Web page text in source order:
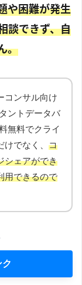
や困難が発生
談できず、自
。
コンサル向け
ントデータバ
無料でクライ
でなく、 コ
シェアができ
用できるので